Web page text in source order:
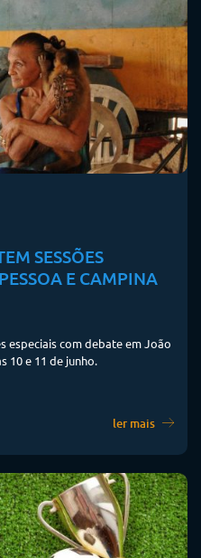
SESSÕES
E CAMPINA
especiais com debate em João
10 e 11 de junho.
ler mais